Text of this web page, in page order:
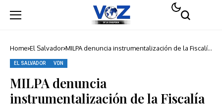
Home El Salvador MILPA denuncia instrumentalización de la Fiscalía
sindicales
EL SALVADOR VDN
MILPA denuncia
instrumentalización de la Fiscalía